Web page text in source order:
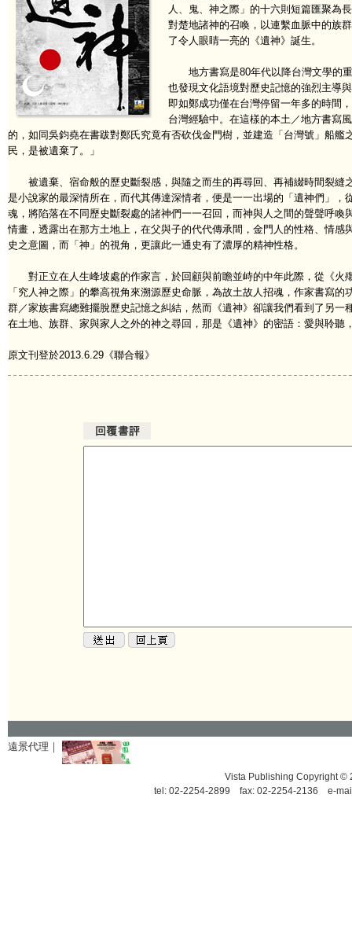
人、鬼、神之際」的十六則短篇匯聚為
對楚地諸神的召喚，以連繫血脈中的族
了令人眼睛一亮的《遺神》誕生。
地方書寫是80年代以降台灣文學的重
也發現文化語境對歷史記憶的強烈主導
即如鄭成功僅在台灣停留一年多的時間
台灣經驗中。在這樣的本土／地方書寫
的，如同吳鈞堯在書跋對鄭氏究竟有否砍伐金門樹，並建造「台灣號」船艦
民，是被遺棄了。」
被遺棄、宿命般的歷史斷裂感，與隨之而生的再尋回、再補綴時間裂縫
是小說家的最深情所在，而代其傳達深情者，便是一一出場的「遺神們」，
魂，將陷落在不同歷史斷裂處的諸神們一一召回，而神與人之間的聲聲呼喚
情畫，透露出在那方土地上，在父與子的代代傳承間，金門人的性格、情感
史之意圖，而「神」的視角，更讓此一通史有了濃厚的精神性格。
對正立在人生峰坡處的作家言，於回顧與前瞻並峙的中年此際，從《火
「究人神之際」的攀高視角來溯源歷史命脈，為故土故人招魂，作家書寫
群／家族書寫總難擺脫歷史記憶之糾結，然而《遺神》卻讓我們看到了另一
在土地、族群、家與家人之外的神之尋回，那是《遺神》的密語：愛與聆聽
原文刊登於2013.6.29《聯合報》
遠景代理｜
Vista Publishing Copyright ©
tel: 02-2254-2899 fax: 02-2254-2136 e-